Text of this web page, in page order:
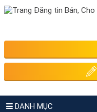
DANH MỤC